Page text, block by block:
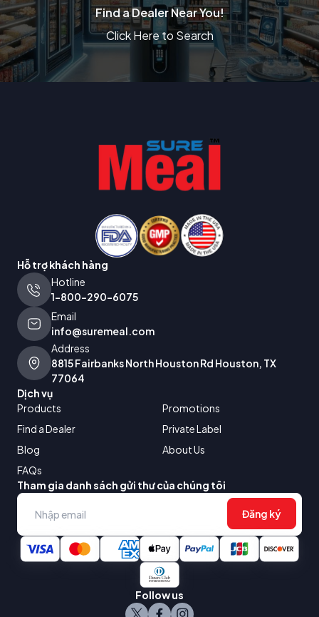
Find a Dealer Near You!
Click Here to Search
Hỗ trợ khách hàng
Hotline
1-800-290-6075
Email
info@suremeal.com
Address
8815 Fairbanks North Houston Rd Houston, TX
77064
Dịch vụ
Products
Promotions
Find a Dealer
Private Label
Blog
About Us
FAQs
Tham gia danh sách gửi thư của chúng tôi
Đăng ký
Follow us